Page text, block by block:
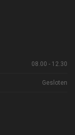
08.00 - 12.30
Gesloten